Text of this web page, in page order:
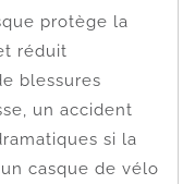
protège la
réduit
blessures
un accident
si la
casque de vélo